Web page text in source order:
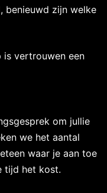
benieuwd zijn welke
vertrouwen een
om jullie
we het aantal
waar je aan toe
tijd het kost.